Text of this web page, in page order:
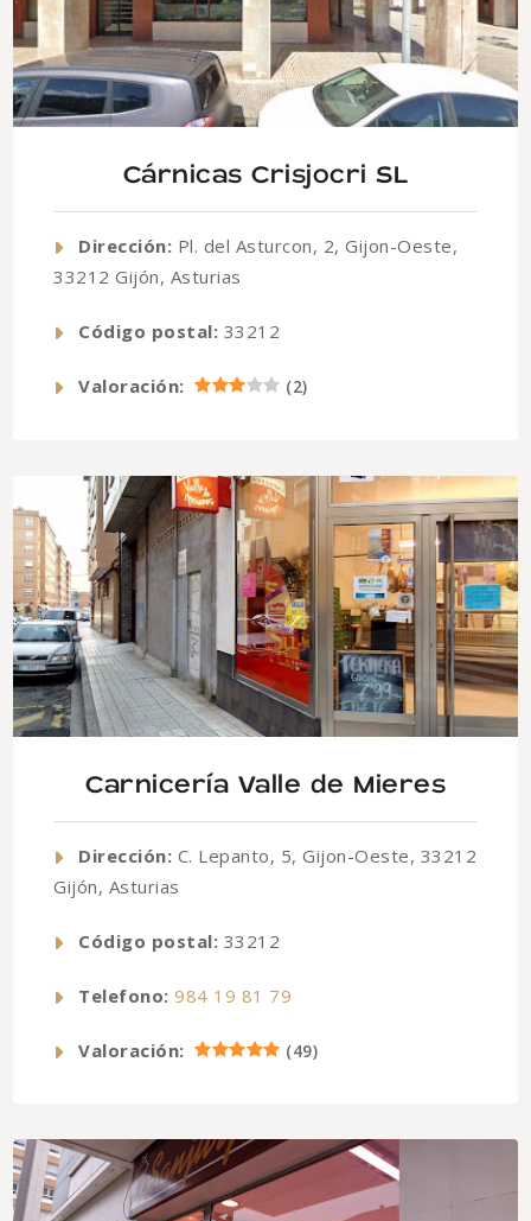
Cárnicas Crisjocri SL
Dirección: Pl. del Asturcon, 2, Gijon-Oeste,
33212 Gijón, Asturias
Código postal: 33212
Valoración: (2)
Carnicería Valle de Mieres
Dirección: C. Lepanto, 5, Gijon-Oeste, 33212
Gijón, Asturias
Código postal: 33212
Telefono: 984 19 81 79
Valoración: (49)